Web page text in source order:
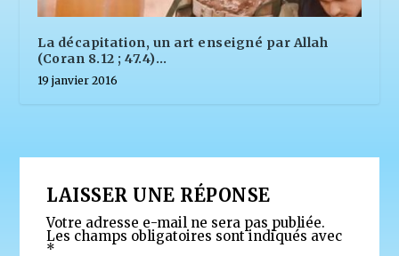
La décapitation, un art enseigné par Allah
(Coran 8.12 ; 47.4)…
19 janvier 2016
LAISSER UNE RÉPONSE
Votre adresse e-mail ne sera pas publiée.
Les champs obligatoires sont indiqués avec
*